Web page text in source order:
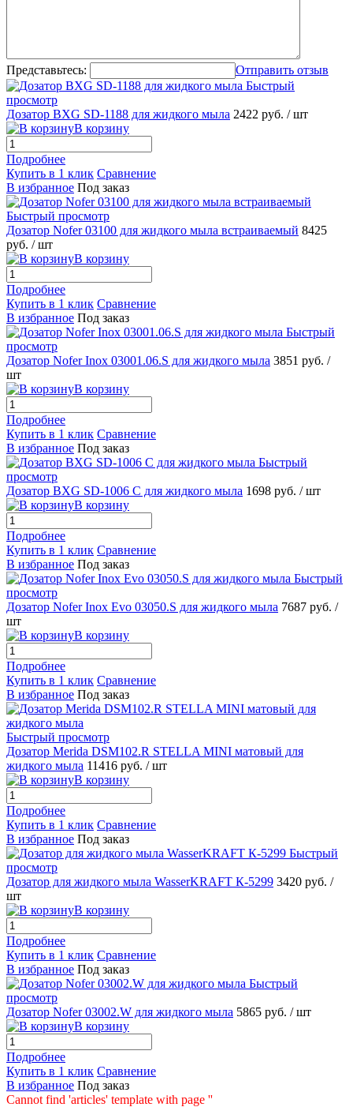
Представьтесь:
Отправить отзыв
Быстрый
просмотр
Дозатор BXG SD-1188 для жидкого мыла 2422 руб. / шт
В корзину
Подробнее
Купить в 1 клик Сравнение
В избранное Под заказ
Быстрый просмотр
Дозатор Nofer 03100 для жидкого мыла встраиваемый 8425
руб. / шт
В корзину
Подробнее
Купить в 1 клик Сравнение
В избранное Под заказ
Быстрый
просмотр
Дозатор Nofer Inox 03001.06.S для жидкого мыла 3851 руб. /
шт
В корзину
Подробнее
Купить в 1 клик Сравнение
В избранное Под заказ
Быстрый
просмотр
Дозатор BXG SD-1006 С для жидкого мыла 1698 руб. / шт
В корзину
Подробнее
Купить в 1 клик Сравнение
В избранное Под заказ
Быстрый
просмотр
Дозатор Nofer Inox Evo 03050.S для жидкого мыла 7687 руб. /
шт
В корзину
Подробнее
Купить в 1 клик Сравнение
В избранное Под заказ
Быстрый просмотр
Дозатор Merida DSM102.R STELLA MINI матовый для
жидкого мыла 11416 руб. / шт
В корзину
Подробнее
Купить в 1 клик Сравнение
В избранное Под заказ
Быстрый
просмотр
Дозатор для жидкого мыла WasserKRAFT К-5299 3420 руб. /
шт
В корзину
Подробнее
Купить в 1 клик Сравнение
В избранное Под заказ
Быстрый
просмотр
Дозатор Nofer 03002.W для жидкого мыла 5865 руб. / шт
В корзину
Подробнее
Купить в 1 клик Сравнение
В избранное Под заказ
Cannot find 'articles' template with page ''